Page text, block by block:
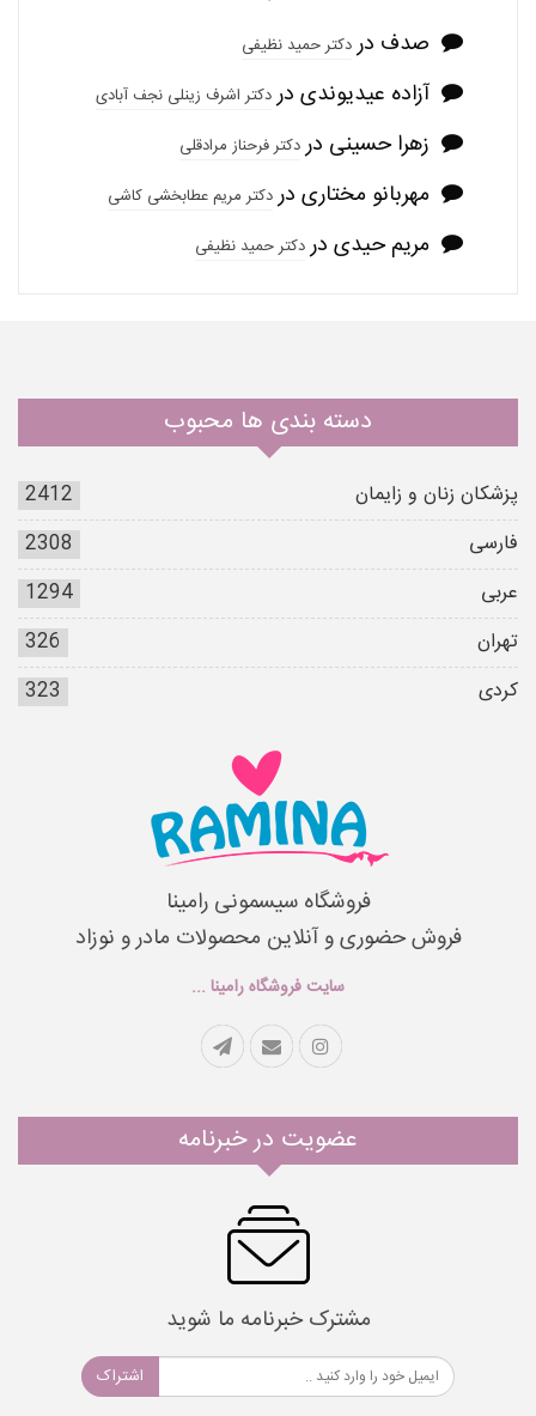
صدف دردکتر حمید نظیفی
آزاده عیدیوندی دردکتر اشرف زینلی نجف آبادی
زهرا حسینی دردکتر فرحناز مرادقلی
مهربانو مختاری دردکتر مریم عطابخشی کاشی
مریم حیدی دردکتر حمید نظیفی
دسته بندی ها محبوب
پزشکان زنان و زایمان
2412
فارسی
2308
عربی
1294
تهران
326
کردی
323
فروشگاه سیسمونی رامینا
فروش حضوری و آنلاین محصولات مادر و نوزاد
سایت فروشگاه رامینا ...
عضویت در خبرنامه
مشترک خبرنامه ما شوید
اشتراک